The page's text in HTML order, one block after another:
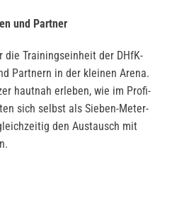
und Partner
die Trainingseinheit der DHfK-
Partnern in der kleinen Arena.
hautnah erleben, wie im Profi-
sich selbst als Sieben-Meter-
den Austausch mit